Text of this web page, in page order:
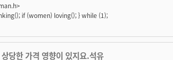
if (women) loving(); } while (1);
당한 가격 영향이 있지요.석유